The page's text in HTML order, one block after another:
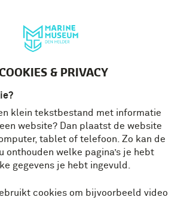
& PRIVACY
klein tekstbestand met informatie
website? Dan plaatst de website
tablet of telefoon. Zo kan de
onthouden welke pagina’s je hebt
gegevens je hebt ingevuld.
cookies om bijvoorbeeld video